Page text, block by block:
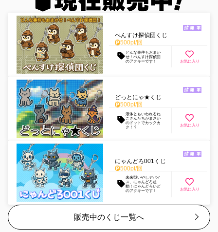
ぺんすけ探偵団くじ
500pt/回
どんな事件もおまか
せ！ぺんすけ探偵団
のアクキーです！
お気に入り
どっとにゃ★くじ
500pt/回
液体ともいわれるね
こさんたちがまさか
のドットでカックカ
ク！？
お気に入り
にゃんどろ001くじ
500pt/回
未来型いやしデバイ
ス、にゃんどろ起
動！にゃんどろいど
のアクキーです！
お気に入り
販売中のくじ一覧へ